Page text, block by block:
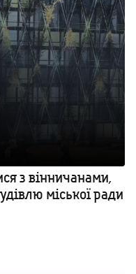
з вінничанами,
міської ради